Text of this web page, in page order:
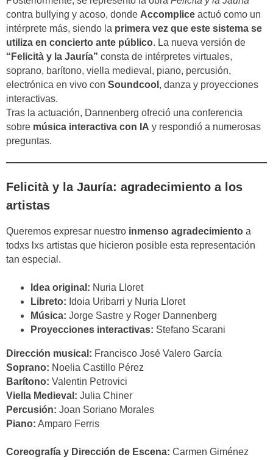
contra bullying y acoso, donde Accomplice actuó como un
intérprete más, siendo la primera vez que este sistema se
utiliza en concierto ante público. La nueva versión de
“Felicità y la Jauría” consta de intérpretes virtuales,
soprano, barítono, viella medieval, piano, percusión,
electrónica en vivo con Soundcool , danza y proyecciones
interactivas.
Tras la actuación, Dannenberg ofreció una conferencia
sobre música interactiva con IA y respondió a numerosas
preguntas.
Felicità y la Jauría: agradecimiento a los
artistas
Queremos expresar nuestro inmenso agradecimiento a
todxs lxs artistas que hicieron posible esta representación
tan especial.
Idea original: Nuria Lloret
Libreto: Idoia Uribarri y Nuria Lloret
Música: Jorge Sastre y Roger Dannenberg
Proyecciones interactivas: Stefano Scarani
Dirección musical: Francisco José Valero García
Soprano: Noelia Castillo Pérez
Barítono: Valentin Petrovici
Viella Medieval: Julia Chiner
Percusión: Joan Soriano Morales
Piano: Amparo Ferris
Coreografía y Dirección de Escena: Carmen Giménez